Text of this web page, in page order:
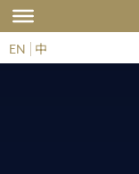
EN 中